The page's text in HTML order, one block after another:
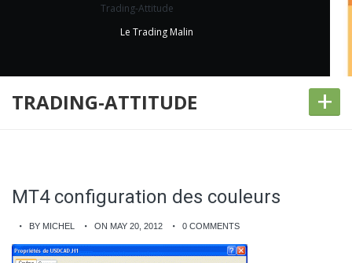
Trading-Attitude
Le Trading Malin
TRADING-ATTITUDE +
MT4 configuration des couleurs
BY MICHEL ON MAY 20, 2012 0 COMMENTS